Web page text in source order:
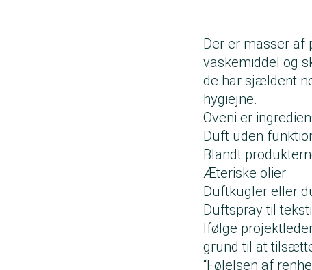
Der er masser af
vaskemiddel og
de har sjældent
hygiejne.
Oveni er
Duft uden
Blandt
Æteriske olier
Duftkugler eller
Duftspray til
Ifølge
grund til at
“Følelsen af